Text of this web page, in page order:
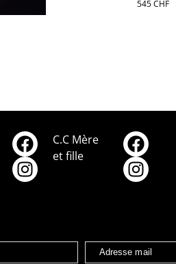
545CHF
C.C Mère
et fille
Adresse mail